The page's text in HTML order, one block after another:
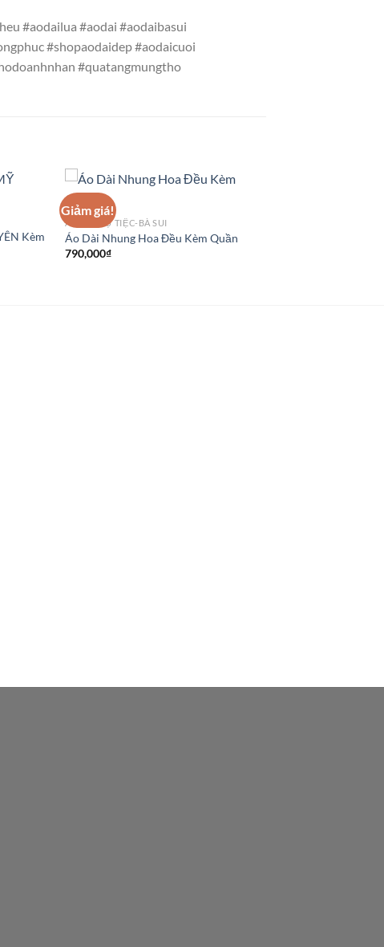
#aodailua #aodai #aodaibasui
#shopaodaidep #aodaicuoi
#quatangmungtho
Kèm
Giảm giá!
ÁO DÀI DỰ TIỆC-BÀ SUI
Áo Dài Nhung Hoa Đều Kèm Quần
790,000₫